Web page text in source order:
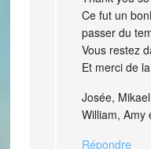
Ce fut un
passer du
Vous restez
Et merci de
Josée, Mikael
William, Amy
Répondre